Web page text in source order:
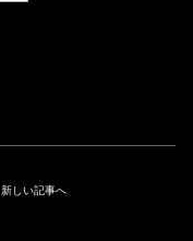
新しい記事へ